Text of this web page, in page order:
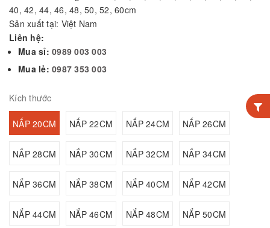
40, 42, 44, 46, 48, 50, 52, 60cm
Sản xuất tại: Việt Nam
Liên hệ:
Mua sỉ: 0989 003 003
Mua lẻ: 0987 353 003
Kích thước
NẮP 20CM NẮP 22CM NẮP 24CM NẮP 26CM
NẮP 28CM NẮP 30CM NẮP 32CM NẮP 34CM
NẮP 36CM NẮP 38CM NẮP 40CM NẮP 42CM
NẮP 44CM NẮP 46CM NẮP 48CM NẮP 50CM